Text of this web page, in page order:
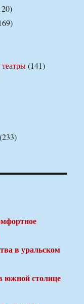
(141)
(233)
в уральском
южной столице